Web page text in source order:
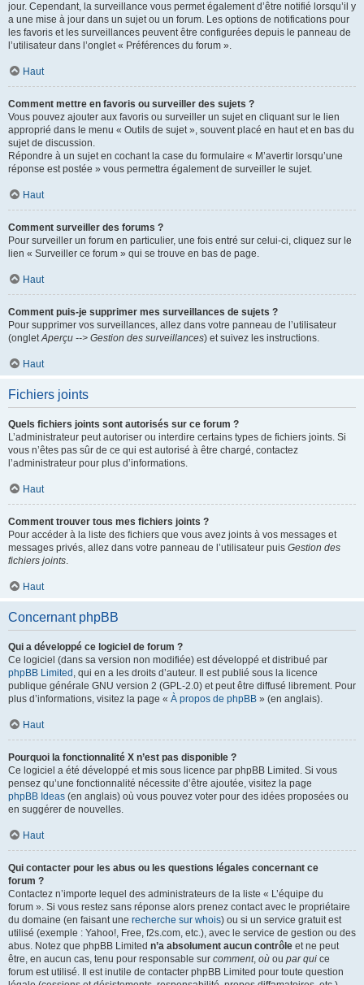
jour. Cependant, la surveillance vous permet également d’être notifié lorsqu’il y
a une mise à jour dans un sujet ou un forum. Les options de notifications pour
les favoris et les surveillances peuvent être configurées depuis le panneau de
l’utilisateur dans l’onglet « Préférences du forum ».
Haut
Comment mettre en favoris ou surveiller des sujets ?
Vous pouvez ajouter aux favoris ou surveiller un sujet en cliquant sur le lien
approprié dans le menu « Outils de sujet », souvent placé en haut et en bas du
sujet de discussion.
Répondre à un sujet en cochant la case du formulaire « M’avertir lorsqu’une
réponse est postée » vous permettra également de surveiller le sujet.
Haut
Comment surveiller des forums ?
Pour surveiller un forum en particulier, une fois entré sur celui-ci, cliquez sur le
lien « Surveiller ce forum » qui se trouve en bas de page.
Haut
Comment puis-je supprimer mes surveillances de sujets ?
Pour supprimer vos surveillances, allez dans votre panneau de l’utilisateur
(ongletAperçu --> Gestion des surveillances) et suivez les instructions.
Haut
Fichiers joints
Quels fichiers joints sont autorisés sur ce forum ?
L’administrateur peut autoriser ou interdire certains types de fichiers joints. Si
vous n’êtes pas sûr de ce qui est autorisé à être chargé, contactez
l’administrateur pour plus d’informations.
Haut
Comment trouver tous mes fichiers joints ?
Pour accéder à la liste des fichiers que vous avez joints à vos messages et
messages privés, allez dans votre panneau de l’utilisateur puis Gestion des
fichiers joints.
Haut
Concernant phpBB
Qui a développé ce logiciel de forum ?
Ce logiciel (dans sa version non modifiée) est développé et distribué par
phpBB Limited , qui en a les droits d’auteur. Il est publié sous la licence
publique générale GNU version 2 (GPL-2.0) et peut être diffusé librement. Pour
plus d’informations, visitez la page « À propos de phpBB » (en anglais).
Haut
Pourquoi la fonctionnalité X n’est pas disponible ?
Ce logiciel a été développé et mis sous licence par phpBB Limited. Si vous
pensez qu’une fonctionnalité nécessite d’être ajoutée, visitez la page
phpBB Ideas (en anglais) où vous pouvez voter pour des idées proposées ou
en suggérer de nouvelles.
Haut
Qui contacter pour les abus ou les questions légales concernant ce
forum ?
Contactez n’importe lequel des administrateurs de la liste « L’équipe du
forum ». Si vous restez sans réponse alors prenez contact avec le propriétaire
du domaine (en faisant une recherche sur whois) ou si un service gratuit est
utilisé (exemple : Yahoo!, Free, f2s.com, etc.), avec le service de gestion ou des
abus. Notez que phpBB Limited n’a absolument aucun contrôle et ne peut
être, en aucun cas, tenu pour responsable sur comment, où ou par qui ce
forum est utilisé. Il est inutile de contacter phpBB Limited pour toute question